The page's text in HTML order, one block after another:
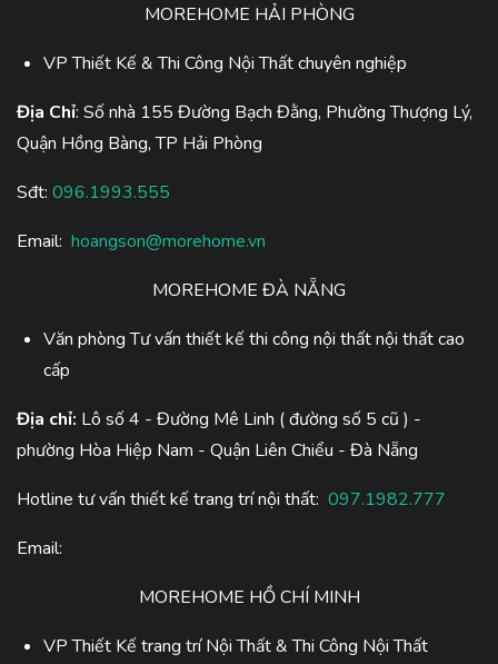
MOREHOME HẢI PHÒNG
VP Thiết Kế & Thi Công Nội Thất chuyên nghiệp
Địa Chỉ: Số nhà 155 Đường Bạch Đằng, Phường Thượng Lý,
Quận Hồng Bàng, TP Hải Phòng
Sđt: 096.1993.555
Email: hoangson@morehome.vn
MOREHOME ĐÀ NẴNG
Văn phòng Tư vấn thiết kế thi công nội thất nội thất cao
cấp
Địa chỉ: Lô số 4 - Đường Mê Linh ( đường số 5 cũ ) -
phường Hòa Hiệp Nam - Quận Liên Chiểu - Đà Nẵng
Hotline tư vấn thiết kế trang trí nội thất: 097.1982.777
Email:
MOREHOME HỒ CHÍ MINH
VP Thiết Kế trang trí Nội Thất & Thi Công Nội Thất